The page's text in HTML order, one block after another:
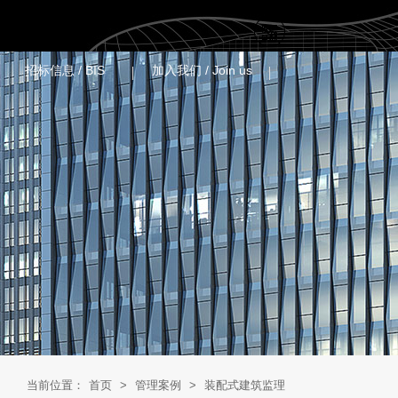
招标信息 / ‌BIS‌ 加入我们 / Join us
当前位置： 首页 > 管理案例 > 装配式建筑监理